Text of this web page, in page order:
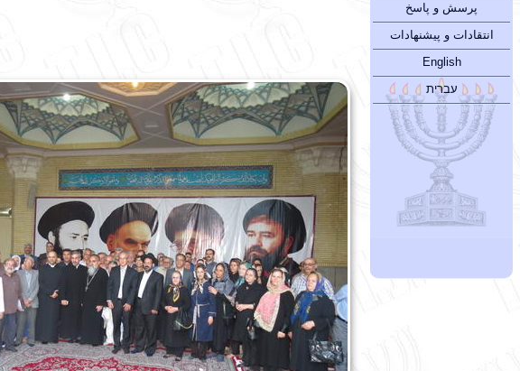
پرسش و پاسخ
انتقادات و پیشنهادات
English
עברית